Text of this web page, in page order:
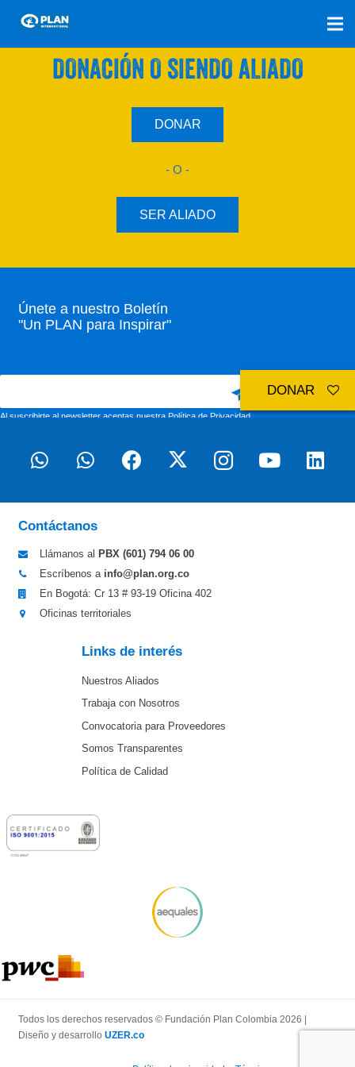
SÚMATE A NUESTRO PLAN CON UNA
DONACIÓN O SIENDO ALIADO
DONAR
- O -
SER ALIADO
Únete a nuestro Boletín
"Un PLAN para Inspirar"
Al suscribirte al newsletter aceptas nuestraPolítica de Privacidad
Contáctanos
Llámanos al PBX (601) 794 06 00
Escríbenos a info@plan.org.co
En Bogotá: Cr 13 # 93-19 Oficina 402
Oficinas territoriales
Links de interés
Nuestros Aliados
Trabaja con Nosotros
Convocatoria para Proveedores
Somos Transparentes
Política de Calidad
Todos los derechos reservados © Fundación Plan Colombia 2026 |
Diseño y desarrollo UZER.co
DONAR